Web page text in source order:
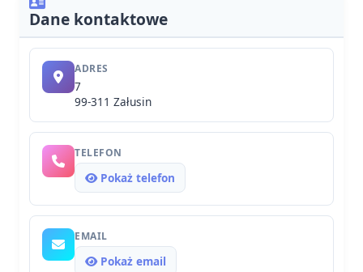
Dane kontaktowe
ADRES
7
99-311 Załusin
TELEFON
Pokaż telefon
EMAIL
Pokaż email